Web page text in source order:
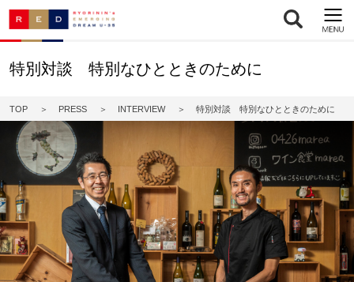
特別対談 特別なひとときのために
TOP PRESS INTERVIEW 特別対談 特別なひとときのために